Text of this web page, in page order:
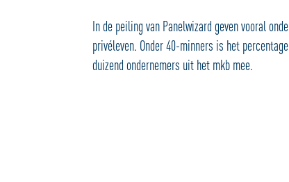
In de peiling van Panelwizard geven vooral
privéleven. Onder 40-minners is het
duizend ondernemers uit het mkb mee.